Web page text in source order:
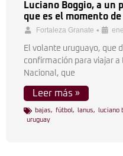
Luciano Boggio, a un
que es el momento
Fortaleza Granate •
El volante uruguayo, que
confirmación para viajar a
Nacional, que
Leer más »
bajas, fútbol , lanus, luciano
uruguay